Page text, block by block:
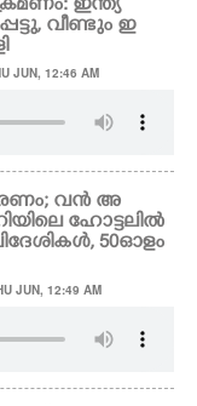
ഇന്ത്യ
വീണ്ടും ഇ
JUN, 12:46 AM
വൻ അ
ഹോട്ടലിൽ
50ഓളം
JUN, 12:49 AM